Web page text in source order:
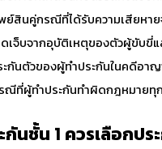
สินคู่กรณีที่ได้รับความเสียหา
เจ็บจากอุบัติเหตุของตัวผู้ขับขี่
กันตัวของผู้ทำประกันในคดีอาญ
ณีที่ผู้ทำประกันทำผิดกฎหมายทุ
กันชั้น 1 ควรเลือกป